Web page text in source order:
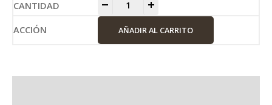
AÑADIR AL CARRITO